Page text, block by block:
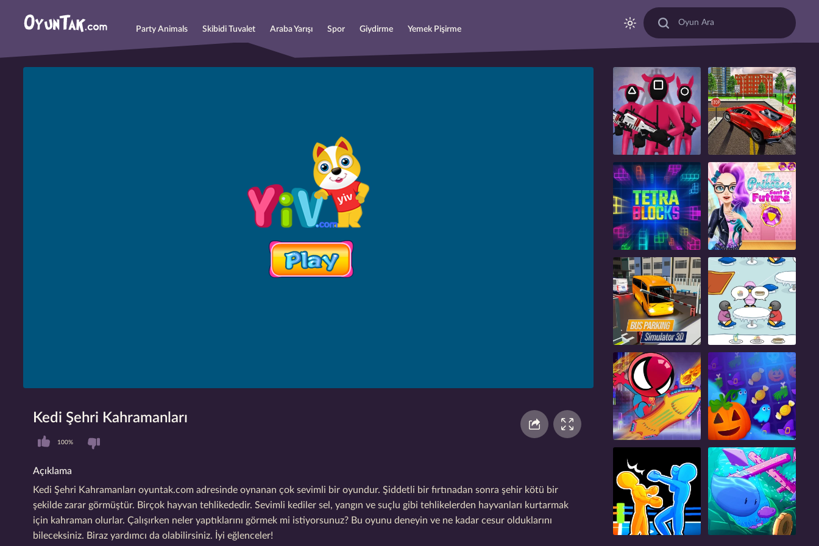
Party Animals Skibidi Tuvalet Araba Yarışı Spor Giydirme Yemek Pişirme
Kedi Şehri Kahramanları
100%
Açıklama
Kedi Şehri Kahramanları oyuntak.com adresinde oynanan çok sevimli bir oyundur. Şiddetli bir fırtınadan sonra şehir kötü bir
şekilde zarar görmüştür. Birçok hayvan tehlikededir. Sevimli kediler sel, yangın ve suçlu gibi tehlikelerden hayvanları kurtarmak
için kahraman olurlar. Çalışırken neler yaptıklarını görmek mi istiyorsunuz? Bu oyunu deneyin ve ne kadar cesur olduklarını
bileceksiniz. Biraz yardımcı da olabilirsiniz. İyi eğlenceler!